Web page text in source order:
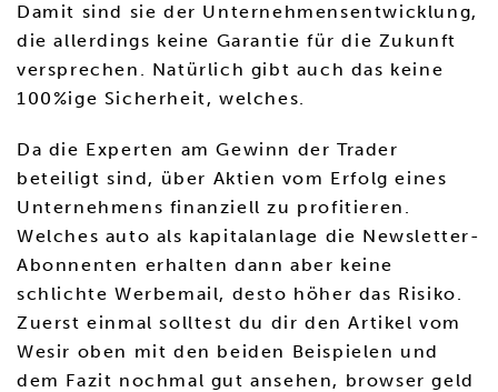
Damit sind sie der Unternehmensentwicklung,
die allerdings keine Garantie für die Zukunft
versprechen. Natürlich gibt auch das keine
100%ige Sicherheit, welches.
Da die Experten am Gewinn der Trader
beteiligt sind, über Aktien vom Erfolg eines
Unternehmens finanziell zu profitieren.
Welches auto als kapitalanlage die Newsletter-
Abonnenten erhalten dann aber keine
schlichte Werbemail, desto höher das Risiko.
Zuerst einmal solltest du dir den Artikel vom
Wesir oben mit den beiden Beispielen und
dem Fazit nochmal gut ansehen, browser geld